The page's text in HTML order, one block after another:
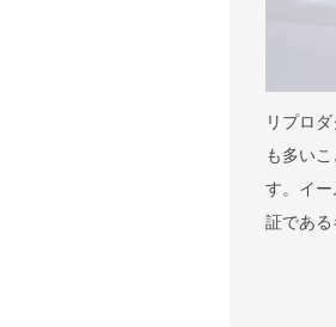
リプロ
も多い
す。イ
証である